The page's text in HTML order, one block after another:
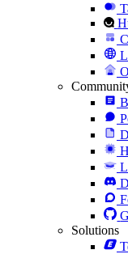
Solutions